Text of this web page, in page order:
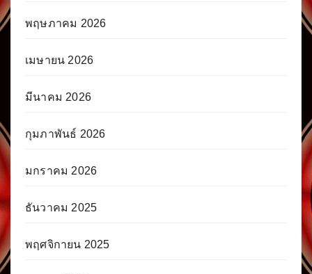
พฤษภาคม 2026
เมษายน 2026
มีนาคม 2026
กุมภาพันธ์ 2026
มกราคม 2026
ธันวาคม 2025
พฤศจิกายน 2025